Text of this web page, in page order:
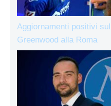
Aggiornamenti positivi
Greenwood alla Roma